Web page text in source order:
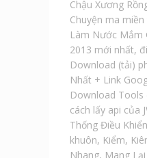
Chậu Xương
Chuyện ma
Làm Nước Mắm
2013 mới nhất,
Download (tải)
Nhất + Link
Download
cách lấy api của
Thống Điều
khuôn, Kiểm,
Nhang, Mang